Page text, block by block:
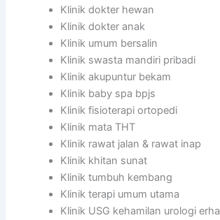
Klinik dokter hewan
Klinik dokter anak
Klinik umum bersalin
Klinik swasta mandiri pribadi
Klinik akupuntur bekam
Klinik baby spa bpjs
Klinik fisioterapi ortopedi
Klinik mata THT
Klinik rawat jalan & rawat inap
Klinik khitan sunat
Klinik tumbuh kembang
Klinik terapi umum utama
Klinik USG kehamilan urologi erha